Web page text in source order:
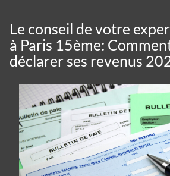
Le conseil de votre
à Paris 15ème:
déclarer ses revenus